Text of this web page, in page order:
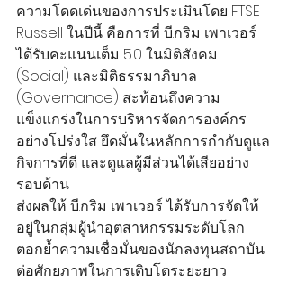
ความโดดเด่นของการประเมินโดย FTSE
Russell ในปีนี้ คือการที่ บี.กริม เพาเวอร์
ได้รับคะแนนเต็ม 5.0 ในมิติสังคม
(Social) และมิติธรรมาภิบาล
(Governance) สะท้อนถึงความ
แข็งแกร่งในการบริหารจัดการองค์กร
อย่างโปร่งใส ยึดมั่นในหลักการกำกับดูแล
กิจการที่ดี และดูแลผู้มีส่วนได้เสียอย่าง
รอบด้าน
ส่งผลให้ บี.กริม เพาเวอร์ ได้รับการจัดให้
อยู่ในกลุ่มผู้นำอุตสาหกรรมระดับโลก
ตอกย้ำความเชื่อมั่นของนักลงทุนสถาบัน
ต่อศักยภาพในการเติบโตระยะยาว